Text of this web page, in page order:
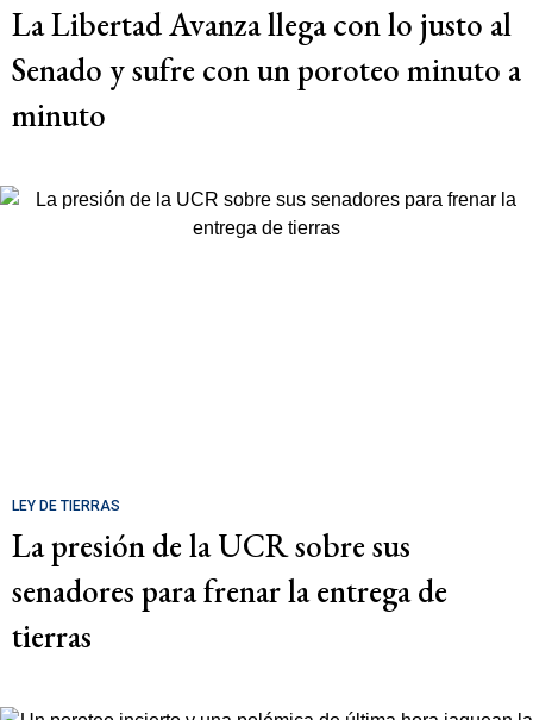
La Libertad Avanza llega con lo justo al
Senado y sufre con un poroteo minuto a
minuto
LEY DE TIERRAS
La presión de la UCR sobre sus
senadores para frenar la entrega de
tierras